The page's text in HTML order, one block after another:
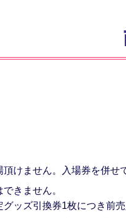
けません。入場券を併せ
きません。
ッズ引換券1枚につき前